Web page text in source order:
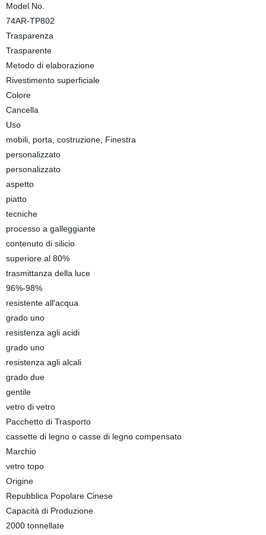
Model No.
74AR-TP802
Trasparenza
Trasparente
Metodo di elaborazione
Rivestimento superficiale
Colore
Cancella
Uso
mobili, porta, costruzione, Finestra
personalizzato
personalizzato
aspetto
piatto
tecniche
processo a galleggiante
contenuto di silicio
superiore al 80%
trasmittanza della luce
96%-98%
resistente all′acqua
grado uno
resistenza agli acidi
grado uno
resistenza agli alcali
grado due
gentile
vetro di vetro
Pacchetto di Trasporto
cassette di legno o casse di legno compensato
Marchio
vetro topo
Origine
Repubblica Popolare Cinese
Capacità di Produzione
2000 tonnellate